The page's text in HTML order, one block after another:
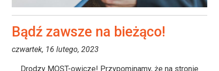
Bądź zawsze na bieżąco!
czwartek, 16 lutego, 2023
Drodzy MOST-owicze! Przypominamy, że na stronie